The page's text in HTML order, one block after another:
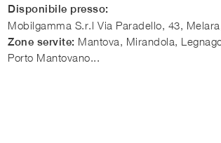
Disponibile presso:
Mobilgamma S.r.l Via Paradello, 43, Melara
Zone servite: Mantova, Mirandola,
Porto Mantovano...